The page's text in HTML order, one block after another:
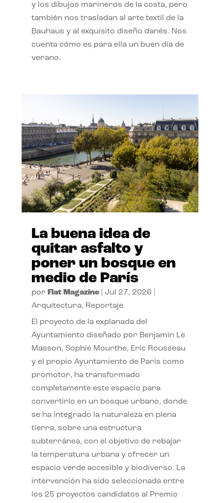
y los dibujos marineros de la costa, pero
también nos trasladan al arte textil de la
Bauhaus y al exquisito diseño danés. Nos
cuenta cómo es para ella un buen día de
verano.
La buena idea de
quitar asfalto y
poner un bosque en
medio de París
por Flat Magazine| Jul 27, 2026
Arquitectura, Reportaje
El proyecto de la explanada del
Ayuntamiento diseñado por Benjamin Le
Masson, Sophie Mourthe, Eric Rousseau
y el propio Ayuntamiento de París como
promotor, ha transformado
completamente este espacio para
convertirlo en un bosque urbano, donde
se ha integrado la naturaleza en plena
tierra, sobre una estructura
subterránea, con el objetivo de rebajar
la temperatura urbana y ofrecer un
espacio verde accesible y biodiverso. La
intervención ha sido seleccionada entre
los 25 proyectos candidatos al Premio